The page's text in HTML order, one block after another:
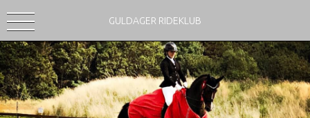
GULDAGER RIDEKLUB